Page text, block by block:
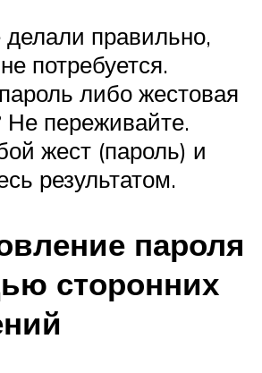
правильно,
потребуется.
либо жестовая
Не переживайте.
жест (пароль) и
результатом.
пароля
сторонних